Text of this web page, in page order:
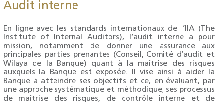
Audit interne
En ligne avec les standards internationaux de l’IIA (The
Institute of Internal Auditors), l’audit interne a pour
mission, notamment de donner une assurance aux
principales parties prenantes (Conseil, Comité d’audit et
Wilaya de la Banque) quant à la maîtrise des risques
auxquels la Banque est exposée. Il vise ainsi à aider la
Banque à atteindre ses objectifs et ce, en évaluant, par
une approche systématique et méthodique, ses processus
de maîtrise des risques, de contrôle interne et de